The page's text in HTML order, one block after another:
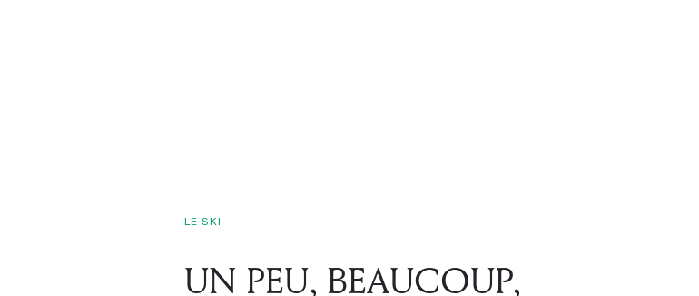
LE SKI
UN PEU, BEAUCOUP,